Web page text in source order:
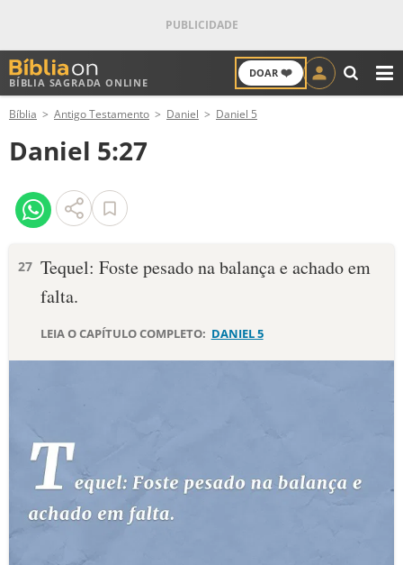
BÍBLIA SAGRADA ONLINE
DOAR ❤️
ANTIGO TESTAMENTO
NOVO TESTAMENTO
VERSÍCULOS
PALAVRA DO DIA
10 MANDAMENTOS
ESTUDOS BÍBLICOS
ESBOÇOS DE PREGAÇÃO
Bíblia Antigo Testamento Daniel Daniel 5
Daniel 5:27
27 Tequel: Foste pesado na balança e achado em
falta.
LEIA O CAPÍTULO COMPLETO: DANIEL 5